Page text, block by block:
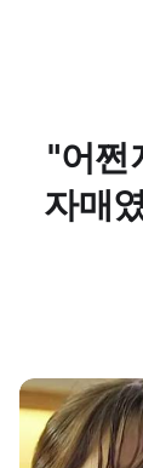
"어쩐
자매